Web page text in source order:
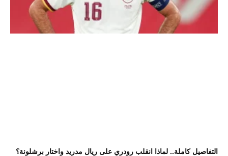
التفاصيل كاملة.. لماذا انقلب رودري على ريال مدريد واختار برشلونة؟